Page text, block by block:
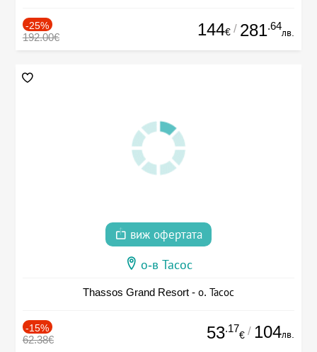
-25%
192.00€ 144€ / 281.64
лв.
виж офертата
о-в Тасос
Thassos Grand Resort - о. Тасос
-15%
62.38€ 53.17
€ / 104лв.